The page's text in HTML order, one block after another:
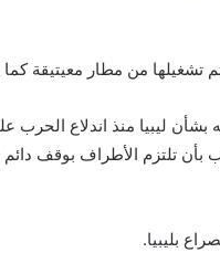
من مطار معيتيقة
ليبيا منذ اندلاع
بأن تلتزم الأطراف بوقف
بليبيا.